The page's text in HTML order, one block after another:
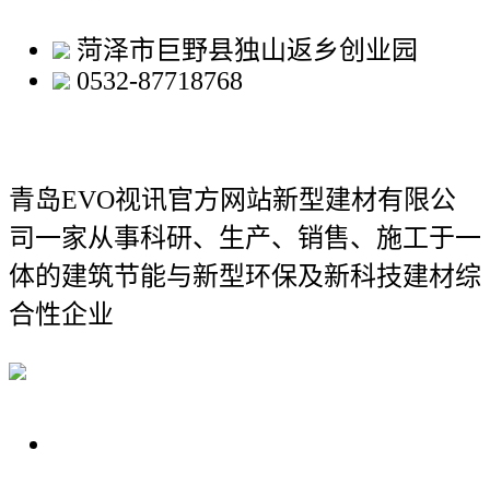
菏泽市巨野县独山返乡创业园
0532-87718768
青岛EVO视讯官方网站新型建材有限公
司一家从事科研、生产、销售、施工于一
体的建筑节能与新型环保及新科技建材综
合性企业